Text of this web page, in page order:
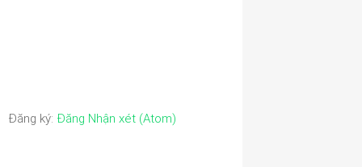
Đăng ký: Đăng Nhận xét (Atom)